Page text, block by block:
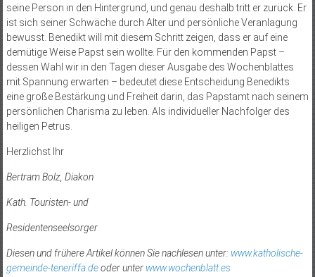
seine Person in den Hintergrund, und genau deshalb tritt er zurück. Er
ist sich seiner Schwäche durch Alter und persönliche Veranlagung
bewusst. Benedikt will mit diesem Schritt zeigen, dass er auf eine
demütige Weise Papst sein wollte. Für den kommenden Papst –
dessen Wahl wir in den Tagen dieser Ausgabe des Wochenblattes
mit Spannung erwarten – bedeutet diese Entscheidung Benedikts
eine große Bestärkung und Freiheit darin, das Papstamt nach seinem
persönlichen Charisma zu leben. Als individueller Nachfolger des
heiligen Petrus.
Herzlichst Ihr
Bertram Bolz, Diakon
Kath. Touristen- und
Residentenseelsorger
Diesen und frühere Artikel können Sie nachlesen unter: www.katholische-
gemeinde-teneriffa.deoder unter www.wochenblatt.es